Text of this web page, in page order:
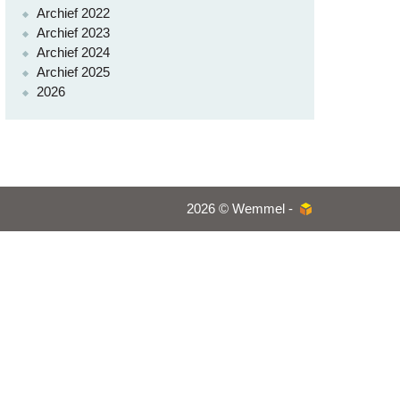
Archief 2022
Archief 2023
Archief 2024
Archief 2025
2026
2026 © Wemmel -